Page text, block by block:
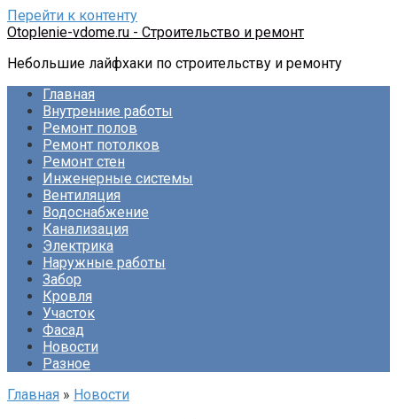
Перейти к контенту
Otoplenie-vdome.ru - Строительство и ремонт
Небольшие лайфхаки по строительству и ремонту
Главная
Внутренние работы
Ремонт полов
Ремонт потолков
Ремонт стен
Инженерные системы
Вентиляция
Водоснабжение
Канализация
Электрика
Наружные работы
Забор
Кровля
Участок
Фасад
Новости
Разное
Главная » Новости